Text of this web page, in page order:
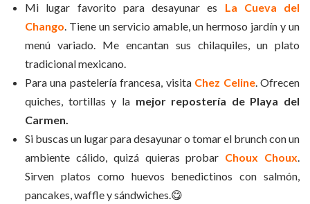
Mi lugar favorito para desayunar es La Cueva del
Chango. Tiene un servicio amable, un hermoso jardín y un
menú variado. Me encantan sus chilaquiles, un plato
tradicional mexicano.
Para una pastelería francesa, visita Chez Celine. Ofrecen
quiches, tortillas y la mejor repostería de Playa del
Carmen.
Si buscas un lugar para desayunar o tomar el brunch con un
ambiente cálido, quizá quieras probar Choux Choux.
Sirven platos como huevos benedictinos con salmón,
pancakes, waffle y sándwiches.😋